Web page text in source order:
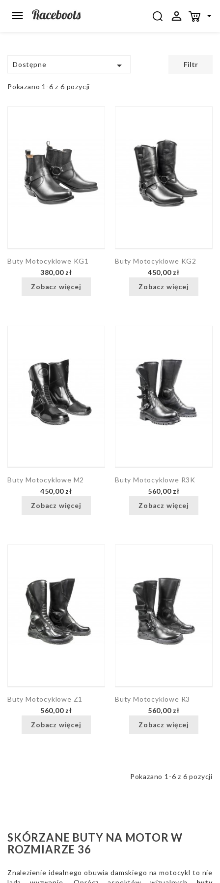
 

Dostępne  Filtr
Pokazano 1-6 z 6 pozycji
Buty Motocyklowe KG1
380,00 zł
Zobacz więcej
Buty Motocyklowe KG2
450,00 zł
Zobacz więcej
Buty Motocyklowe M2
450,00 zł
Zobacz więcej
Buty Motocyklowe R3K
560,00 zł
Zobacz więcej
Buty Motocyklowe Z1
560,00 zł
Zobacz więcej
Buty Motocyklowe R3
560,00 zł
Zobacz więcej
Pokazano 1-6 z 6 pozycji
SKÓRZANE BUTY NA MOTOR W
ROZMIARZE 36
Znalezienie idealnego obuwia damskiego na motocykl to nie